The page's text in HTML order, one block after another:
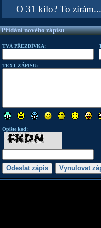
O 31 kilo? To
Přidání nového zápisu
TVÁ PŘEZDÍVKA:
TEXT ZÁPISU:
Opište kod: